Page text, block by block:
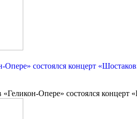
Опере» состоялся концерт
«Геликон-Опере» состоялся концерт